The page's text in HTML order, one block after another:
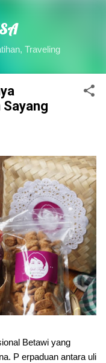
Traveling
Betawi yang
P erpaduan antara uli